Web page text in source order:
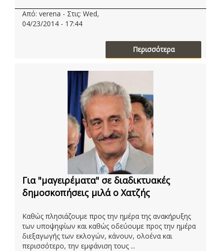
Από: verena - Στις: Wed,
04/23/2014 - 17:44
Περισσότερα
Για "μαγειρέματα" σε διαδικτυακές
δημοσκοπήσεις μιλά ο Χατζής
Καθώς πλησιάζουμε προς την ημέρα της ανακήρυξης
των υποψηφίων και καθώς οδεύουμε προς την ημέρα
διεξαγωγής των εκλογών, κάνουν, ολοένα και
περισσότερο, την εμφάνιση τους ...